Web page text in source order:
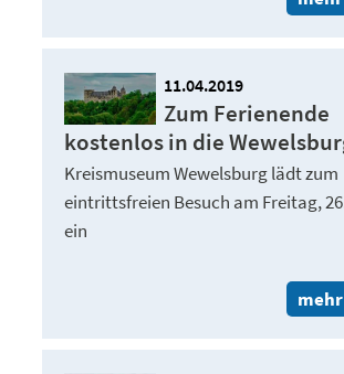
11.04.2019
Zum Ferienende
kostenlos in die
Kreismuseum Wewelsburg lädt zum
eintrittsfreien Besuch am Freitag,
ein